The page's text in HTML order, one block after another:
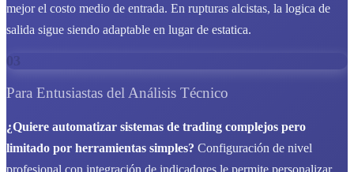
mejor el costo medio de entrada. En rupturas alcistas, la logica de
salida sigue siendo adaptable en lugar de estatica.
03
Para Entusiastas del Análisis Técnico
¿Quiere automatizar sistemas de trading complejos pero
limitado por herramientas simples? Configuración de nivel